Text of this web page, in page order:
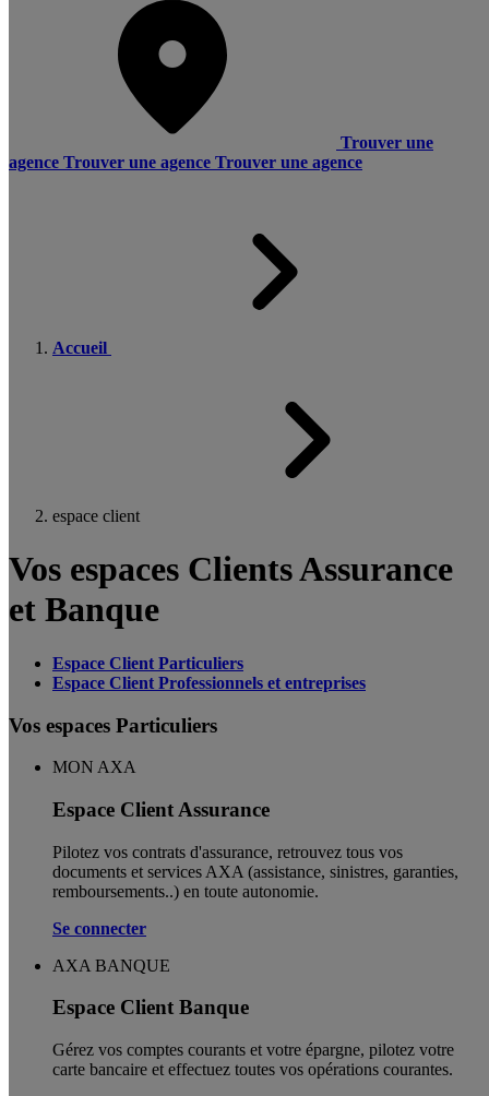
Trouver une
agence Trouver une agence Trouver une agence
Accueil
espace client
Vos espaces Clients Assurance
et Banque
Espace Client Particuliers
Espace Client Professionnels et entreprises
Vos espaces Particuliers
MON AXA
Espace Client Assurance
Pilotez vos contrats d'assurance, retrouvez tous vos
documents et services AXA (assistance, sinistres, garanties,
remboursements..) en toute autonomie. ​
Se connecter
AXA BANQUE
Espace Client Banque
Gérez vos comptes courants et votre épargne, pilotez votre
carte bancaire et effectuez toutes vos opérations courantes.